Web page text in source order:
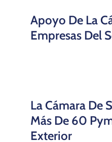
Apoyo De La
Empresas Del
La Cámara De
Más De 60
Exterior